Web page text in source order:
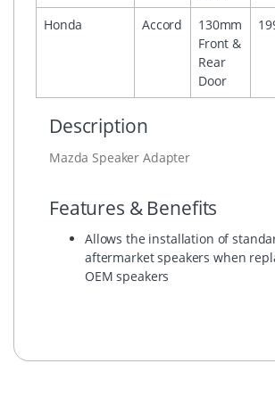
Honda Accord
130mm
Front &
Rear
Door
Description
Mazda Speaker Adapter
Features & Benefits
Allows the installation of
aftermarket speakers when
OEM speakers